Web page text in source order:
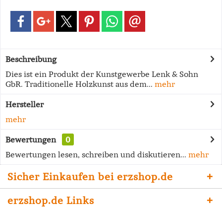
Beschreibung
Dies ist ein Produkt der Kunstgewerbe Lenk & Sohn
GbR. Traditionelle Holzkunst aus dem... mehr
Hersteller
mehr
Bewertungen
0
Bewertungen lesen, schreiben und diskutieren... mehr
Sicher Einkaufen bei erzshop.de
erzshop.de Links